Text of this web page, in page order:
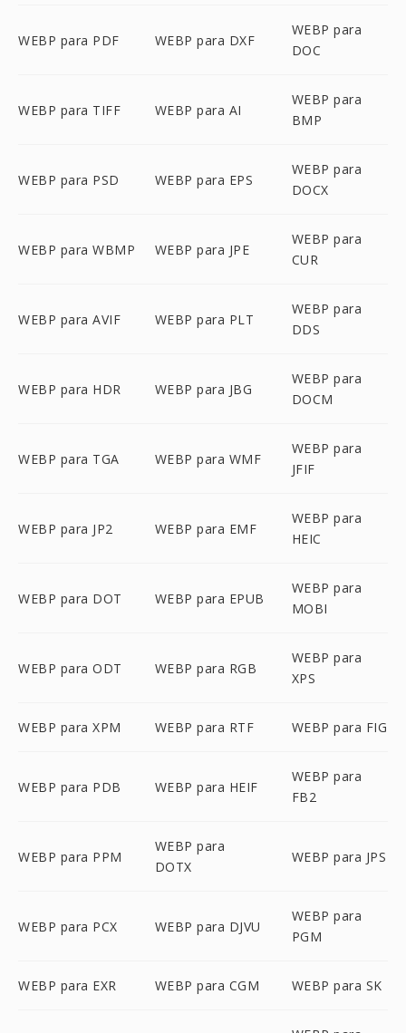
WEBP para PDF WEBP para DXF
WEBP para
DOC
WEBP para TIFF WEBP para AI
WEBP para
BMP
WEBP para PSD WEBP para EPS
WEBP para
DOCX
WEBP para WBMP WEBP para JPE
WEBP para
CUR
WEBP para AVIF WEBP para PLT
WEBP para
DDS
WEBP para HDR WEBP para JBG
WEBP para
DOCM
WEBP para TGA WEBP para WMF
WEBP para
JFIF
WEBP para JP2 WEBP para EMF
WEBP para
HEIC
WEBP para DOT WEBP para EPUB
WEBP para
MOBI
WEBP para ODT WEBP para RGB
WEBP para
XPS
WEBP para XPM WEBP para RTF WEBP para FIG
WEBP para PDB WEBP para HEIF
WEBP para
FB2
WEBP para PPM
WEBP para
DOTX
WEBP para JPS
WEBP para PCX WEBP para DJVU
WEBP para
PGM
WEBP para EXR WEBP para CGM WEBP para SK